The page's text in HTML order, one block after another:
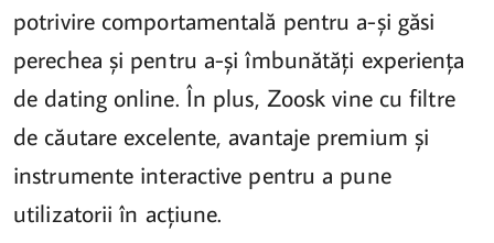
potrivire comportamentală pentru a-și găsi
perechea și pentru a-și îmbunătăți experiența
de dating online. În plus, Zoosk vine cu filtre
de căutare excelente, avantaje premium și
instrumente interactive pentru a pune
utilizatorii în acțiune.